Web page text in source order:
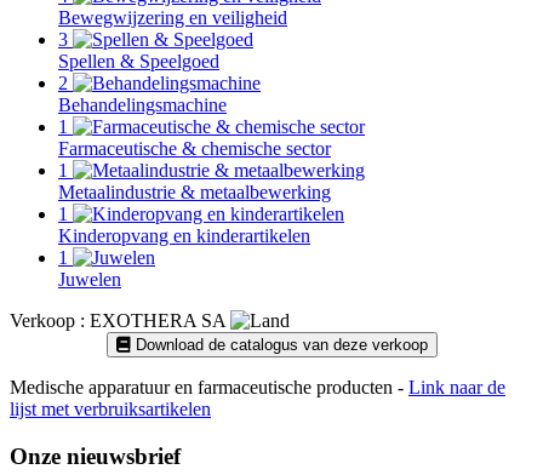
Bewegwijzering en veiligheid
3
Spellen & Speelgoed
2
Behandelingsmachine
1
Farmaceutische & chemische sector
1
Metaalindustrie & metaalbewerking
1
Kinderopvang en kinderartikelen
1
Juwelen
Verkoop : EXOTHERA SA
Download de catalogus van deze verkoop
Medische apparatuur en farmaceutische producten - Link naar de
lijst met verbruiksartikelen
Onze nieuwsbrief